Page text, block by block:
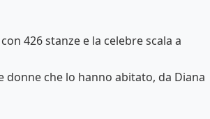
426 stanze e la celebre scala a
donne che lo hanno abitato, da Diana